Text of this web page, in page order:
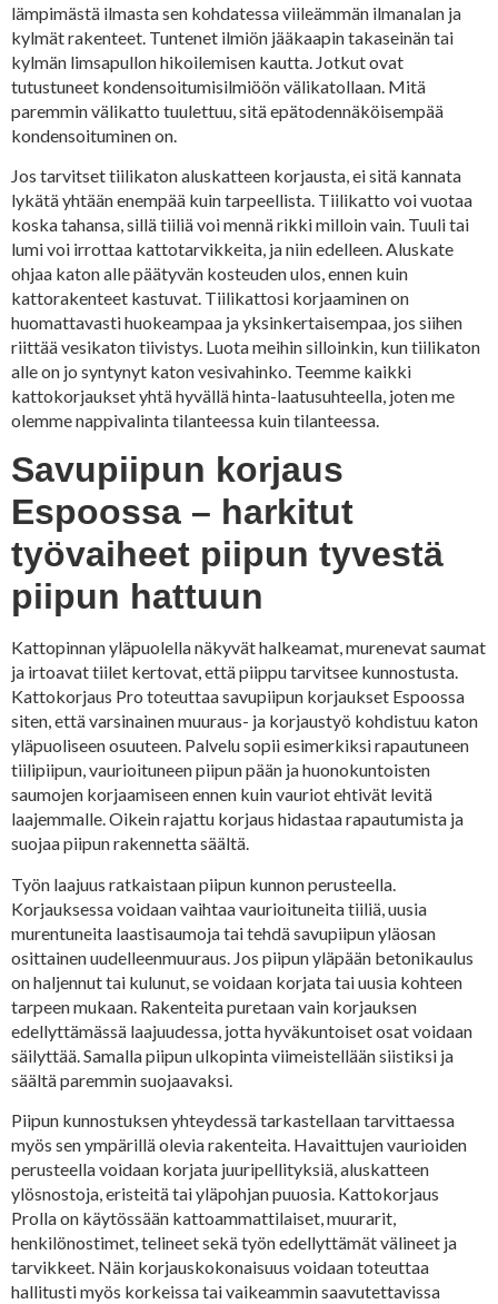
lämpimästä ilmasta sen kohdatessa viileämmän ilmanalan ja
kylmät rakenteet. Tuntenet ilmiön jääkaapin takaseinän tai
kylmän limsapullon hikoilemisen kautta. Jotkut ovat
tutustuneet kondensoitumisilmiöön välikatollaan. Mitä
paremmin välikatto tuulettuu, sitä epätodennäköisempää
kondensoituminen on.
Jos tarvitset tiilikaton aluskatteen korjausta, ei sitä kannata
lykätä yhtään enempää kuin tarpeellista. Tiilikatto voi vuotaa
koska tahansa, sillä tiiliä voi mennä rikki milloin vain. Tuuli tai
lumi voi irrottaa kattotarvikkeita, ja niin edelleen. Aluskate
ohjaa katon alle päätyvän kosteuden ulos, ennen kuin
kattorakenteet kastuvat. Tiilikattosi korjaaminen on
huomattavasti huokeampaa ja yksinkertaisempaa, jos siihen
riittää vesikaton tiivistys. Luota meihin silloinkin, kun tiilikaton
alle on jo syntynyt katon vesivahinko. Teemme kaikki
kattokorjaukset yhtä hyvällä hinta-laatusuhteella, joten me
olemme nappivalinta tilanteessa kuin tilanteessa.
Savupiipun korjaus
Espoossa – harkitut
työvaiheet piipun tyvestä
piipun hattuun
Kattopinnan yläpuolella näkyvät halkeamat, murenevat saumat
ja irtoavat tiilet kertovat, että piippu tarvitsee kunnostusta.
Kattokorjaus Pro toteuttaa savupiipun korjaukset Espoossa
siten, että varsinainen muuraus- ja korjaustyö kohdistuu katon
yläpuoliseen osuuteen. Palvelu sopii esimerkiksi rapautuneen
tiilipiipun, vaurioituneen piipun pään ja huonokuntoisten
saumojen korjaamiseen ennen kuin vauriot ehtivät levitä
laajemmalle. Oikein rajattu korjaus hidastaa rapautumista ja
suojaa piipun rakennetta säältä.
Työn laajuus ratkaistaan piipun kunnon perusteella.
Korjauksessa voidaan vaihtaa vaurioituneita tiiliä, uusia
murentuneita laastisaumoja tai tehdä savupiipun yläosan
osittainen uudelleenmuuraus. Jos piipun yläpään betonikaulus
on haljennut tai kulunut, se voidaan korjata tai uusia kohteen
tarpeen mukaan. Rakenteita puretaan vain korjauksen
edellyttämässä laajuudessa, jotta hyväkuntoiset osat voidaan
säilyttää. Samalla piipun ulkopinta viimeistellään siistiksi ja
säältä paremmin suojaavaksi.
Piipun kunnostuksen yhteydessä tarkastellaan tarvittaessa
myös sen ympärillä olevia rakenteita. Havaittujen vaurioiden
perusteella voidaan korjata juuripellityksiä, aluskatteen
ylösnostoja, eristeitä tai yläpohjan puuosia. Kattokorjaus
Prolla on käytössään kattoammattilaiset, muurarit,
henkilönostimet, telineet sekä työn edellyttämät välineet ja
tarvikkeet. Näin korjauskokonaisuus voidaan toteuttaa
hallitusti myös korkeissa tai vaikeammin saavutettavissa